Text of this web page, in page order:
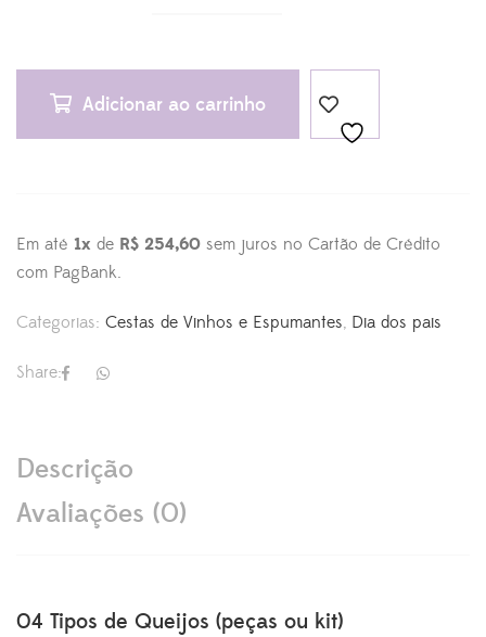
Adicionar ao carrinho
Em até 1x de R$ 254,60 sem juros no Cartão de Crédito
com PagBank.
Categorias: Cestas de Vinhos e Espumantes, Dia dos pais
Share:
Descrição
Avaliações (0)
04 Tipos de Queijos (peças ou kit)